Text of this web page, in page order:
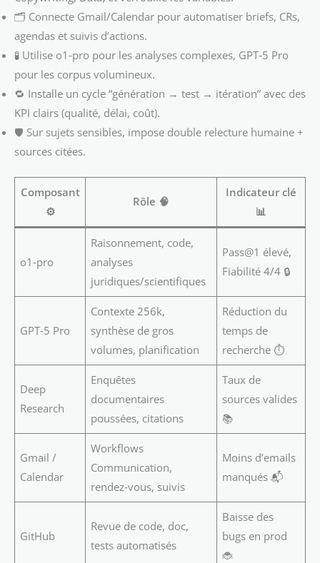
🗂️ Connecte Gmail/Calendar pour automatiser briefs, CRs,
agendas et suivis d’actions.
🧪 Utilise o1‑pro pour les analyses complexes, GPT‑5 Pro
pour les corpus volumineux.
🔁 Installe un cycle “génération → test → itération” avec des
KPI clairs (qualité, délai, coût).
🛡️ Sur sujets sensibles, impose double relecture humaine +
sources citées.
Composant
⚙️
Rôle 🧠
Indicateur clé
📊
o1‑pro
Raisonnement, code,
analyses
juridiques/scientifiques
Pass@1 élevé,
Fiabilité 4/4 🔒
GPT‑5 Pro
Contexte 256k,
synthèse de gros
volumes, planification
Réduction du
temps de
recherche ⏱️
Deep
Research
Enquêtes
documentaires
poussées, citations
Taux de
sources valides
📚
Gmail /
Calendar
Workflows
Communication,
rendez‑vous, suivis
Moins d’emails
manqués 📬
GitHub
Revue de code, doc,
tests automatisés
Baisse des
bugs en prod
🐞